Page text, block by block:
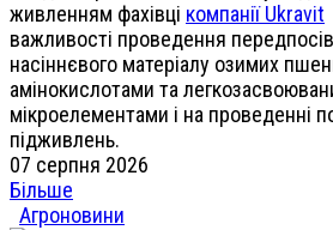
живленням фахівці компанії Ukravit
важливості проведення
насіннєвого матеріалу озимих
амінокислотами та
мікроелементами і на проведенні
підживлень.
07 серпня 2026
Більше
Агроновини